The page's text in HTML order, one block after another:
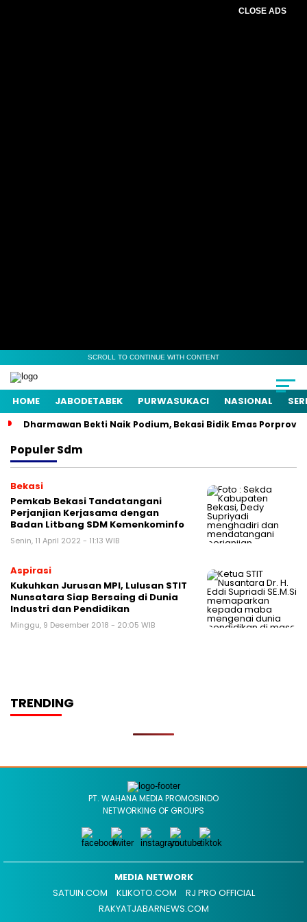
CLOSE ADS
SCROLL TO CONTINUE WITH CONTENT
HOME JABODETABEK PURWASUKACI NASIONAL
Dharmawan Bekti Naik Podium, Bekasi Bidik Emas Porprov
PopulerSdm
Bekasi
Pemkab Bekasi Tandatangani
Perjanjian Kerjasama dengan
Badan Litbang SDM Kemenkominfo
Senin, 11 April 2022 - 11:13 WIB
Aspirasi
Kukuhkan Jurusan MPI, Lulusan STIT
Nunsatara Siap Bersaing di Dunia
Industri dan Pendidikan
Minggu, 9 Desember 2018 - 20:05 WIB
TRENDING
PT. WAHANA MEDIA PROMOSINDO
NETWORKING OF GROUPS
MEDIA NETWORK
SATUIN.COM
KLIKOTO.COM
RJ PRO OFFICIAL
RAKYATJABARNEWS.COM